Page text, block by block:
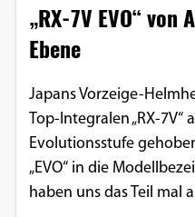
„RX-7V EVO“
Ebene
Japans Vorzeige-
Top-Integralen „RX-7V“
Evolutionsstufe
„EVO“ in die
haben uns das Teil mal